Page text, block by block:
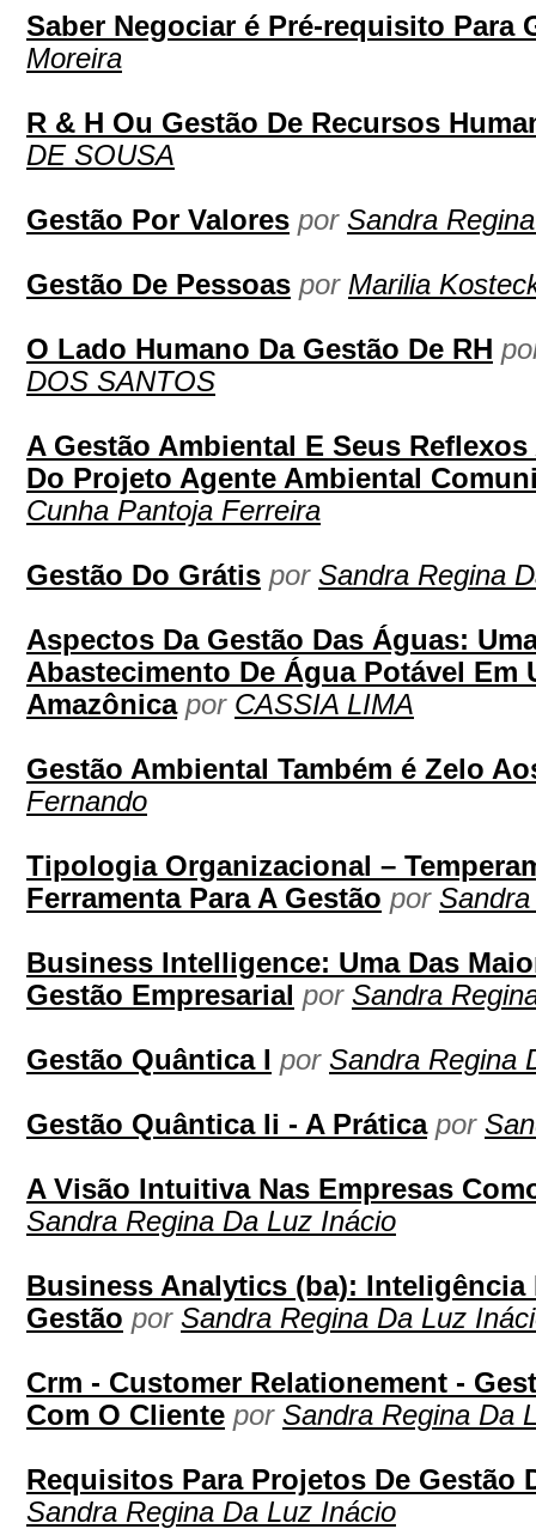
Saber Negociar é Pré-requisito Para
Moreira
R & H Ou Gestão De Recursos
DE SOUSA
Gestão Por Valores por Sandra
Gestão De Pessoas por Marilia
O Lado Humano Da Gestão De RH
DOS SANTOS
A Gestão Ambiental E Seus
Do Projeto Agente Ambiental
Cunha Pantoja Ferreira
Gestão Do Grátis por Sandra Regina
Aspectos Da Gestão Das Águas:
Abastecimento De Água Potável Em
Amazônica por CASSIA LIMA
Gestão Ambiental Também é Zelo
Fernando
Tipologia Organizacional –
Ferramenta Para A Gestão por
Business Intelligence: Uma Das
Gestão Empresarial por Sandra
Gestão Quântica I por Sandra Regina
Gestão Quântica Ii - A Prática por
A Visão Intuitiva Nas Empresas
Sandra Regina Da Luz Inácio
Business Analytics (ba): Inteligência
Gestão por Sandra Regina Da Luz
Crm - Customer Relationement -
Com O Cliente por Sandra Regina Da
Requisitos Para Projetos De Gestão
Sandra Regina Da Luz Inácio